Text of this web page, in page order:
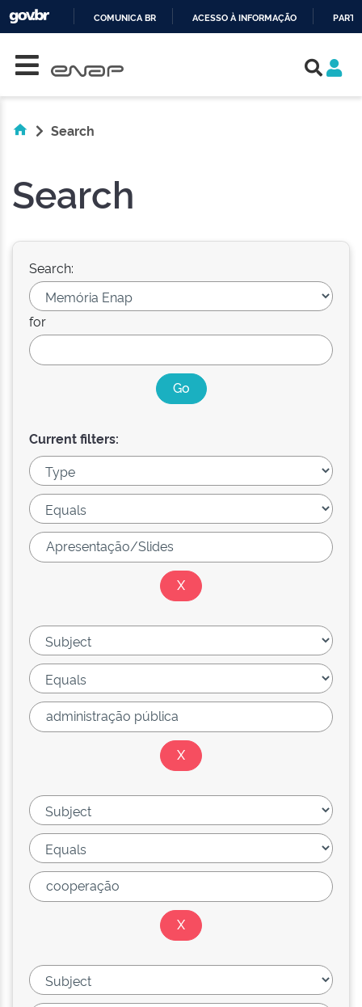
COMUNICA BR ACESSO À INFORMAÇÃO
Search
Search
Search:
for
Current filters: